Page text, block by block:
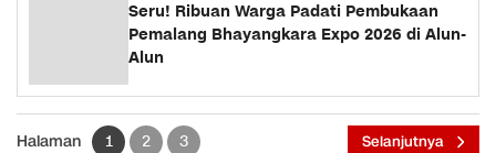
Seru! Ribuan Warga Padati Pembukaan
Pemalang Bhayangkara Expo 2026 di Alun-
Alun
Halaman 1 2 3 Selanjutnya